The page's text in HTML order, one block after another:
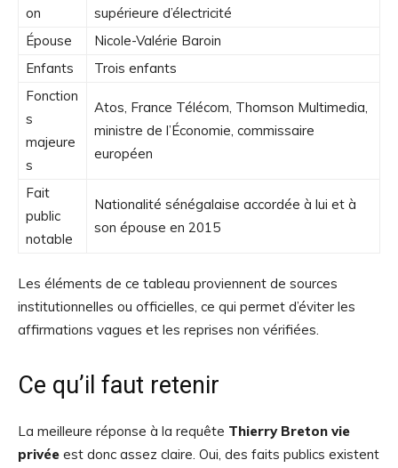
on
supérieure d’électricité
Épouse
Nicole-Valérie Baroin
Enfants
Trois enfants
Fonction
s
majeure
s
Atos, France Télécom, Thomson Multimedia,
ministre de l’Économie, commissaire
européen
Fait
public
notable
Nationalité sénégalaise accordée à lui et à
son épouse en 2015
Les éléments de ce tableau proviennent de sources
institutionnelles ou officielles, ce qui permet d’éviter les
affirmations vagues et les reprises non vérifiées.
Ce qu’il faut retenir
La meilleure réponse à la requête Thierry Breton vie
privée est donc assez claire. Oui, des faits publics existent